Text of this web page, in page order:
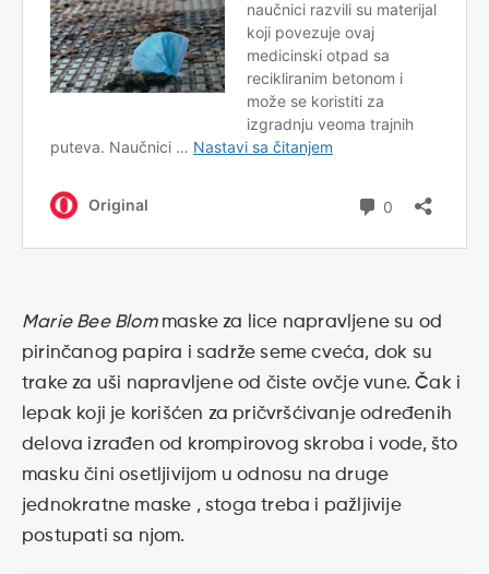
Marie Bee Blom maske za lice napravljene su od
pirinčanog papira i sadrže seme cveća, dok su
trake za uši napravljene od čiste ovčje vune. Čak i
lepak koji je korišćen za pričvršćivanje određenih
delova izrađen od krompirovog skroba i vode, što
masku čini osetljivijom u odnosu na druge
jednokratne maske , stoga treba i pažljivije
postupati sa njom.